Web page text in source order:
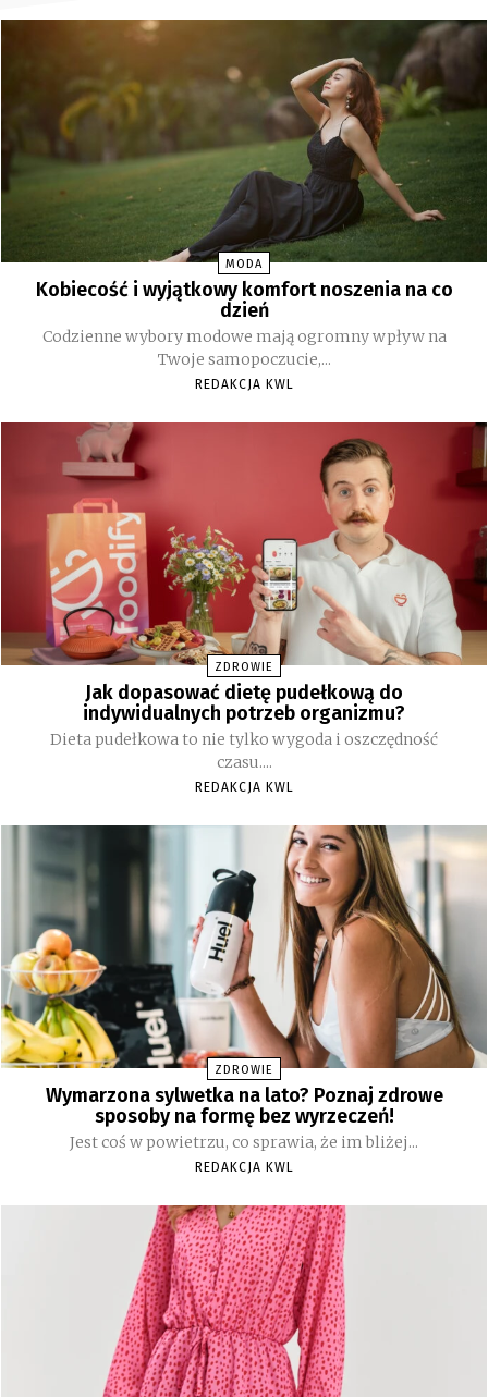
MODA
Kobiecość i wyjątkowy komfort noszenia na co
dzień
Codzienne wybory modowe mają ogromny wpływ na
Twoje samopoczucie,...
REDAKCJA KWL
ZDROWIE
Jak dopasować dietę pudełkową do
indywidualnych potrzeb organizmu?
Dieta pudełkowa to nie tylko wygoda i oszczędność
czasu....
REDAKCJA KWL
ZDROWIE
Wymarzona sylwetka na lato? Poznaj zdrowe
sposoby na formę bez wyrzeczeń!
Jest coś w powietrzu, co sprawia, że im bliżej...
REDAKCJA KWL